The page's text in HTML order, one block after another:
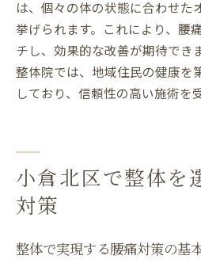
は、個々の体の状態に合わせた
挙げられます。これにより、腰
チし、効果的な改善が期待でき
整体院では、地域住民の健康を
しており、信頼性の高い施術を
小倉北区で整体を
対策
整体で実現する腰痛対策の基